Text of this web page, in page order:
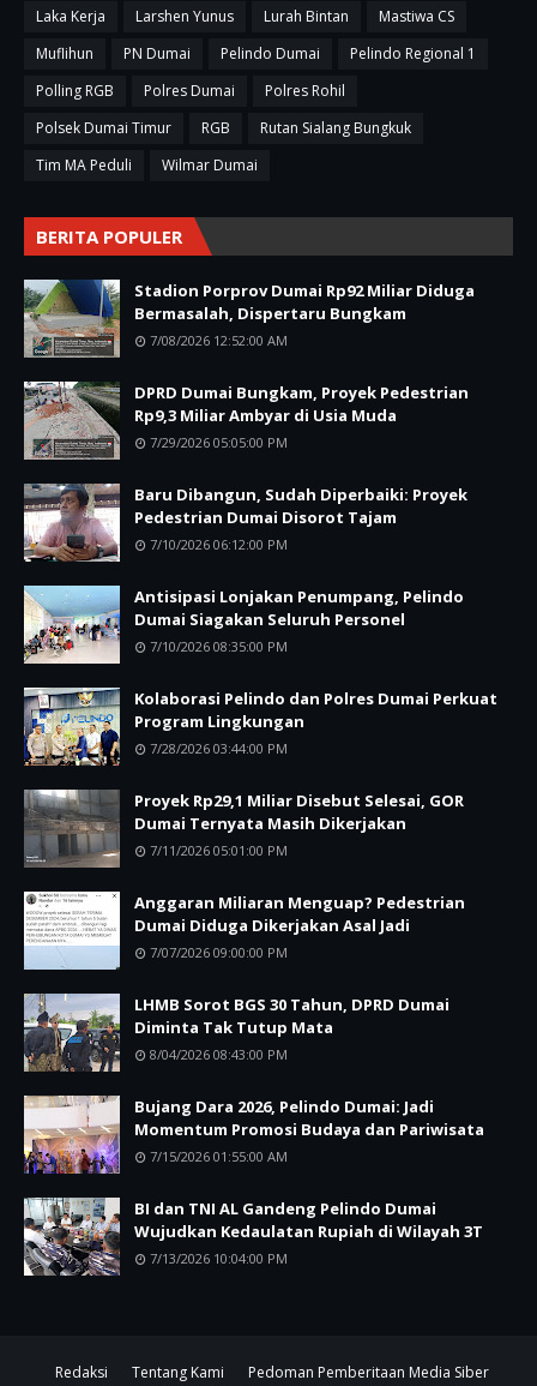
Laka Kerja
Larshen Yunus Lurah Bintan
Mastiwa CS
Muflihun
PN Dumai Pelindo Dumai
Pelindo Regional 1
Polling RGB
Polres Dumai
Polres Rohil
Polsek Dumai Timur
RGB
Rutan Sialang Bungkuk
Tim MA Peduli
Wilmar Dumai
BERITA POPULER
Stadion Porprov Dumai Rp92 Miliar Diduga
Bermasalah, Dispertaru Bungkam
7/08/2026 12:52:00 AM
DPRD Dumai Bungkam, Proyek Pedestrian
Rp9,3 Miliar Ambyar di Usia Muda
7/29/2026 05:05:00 PM
Baru Dibangun, Sudah Diperbaiki: Proyek
Pedestrian Dumai Disorot Tajam
7/10/2026 06:12:00 PM
Antisipasi Lonjakan Penumpang, Pelindo
Dumai Siagakan Seluruh Personel
7/10/2026 08:35:00 PM
Kolaborasi Pelindo dan Polres Dumai Perkuat
Program Lingkungan
7/28/2026 03:44:00 PM
Proyek Rp29,1 Miliar Disebut Selesai, GOR
Dumai Ternyata Masih Dikerjakan
7/11/2026 05:01:00 PM
Anggaran Miliaran Menguap? Pedestrian
Dumai Diduga Dikerjakan Asal Jadi
7/07/2026 09:00:00 PM
LHMB Sorot BGS 30 Tahun, DPRD Dumai
Diminta Tak Tutup Mata
8/04/2026 08:43:00 PM
Bujang Dara 2026, Pelindo Dumai: Jadi
Momentum Promosi Budaya dan Pariwisata
7/15/2026 01:55:00 AM
BI dan TNI AL Gandeng Pelindo Dumai
Wujudkan Kedaulatan Rupiah di Wilayah 3T
7/13/2026 10:04:00 PM
Redaksi Tentang Kami Pedoman Pemberitaan Media Siber